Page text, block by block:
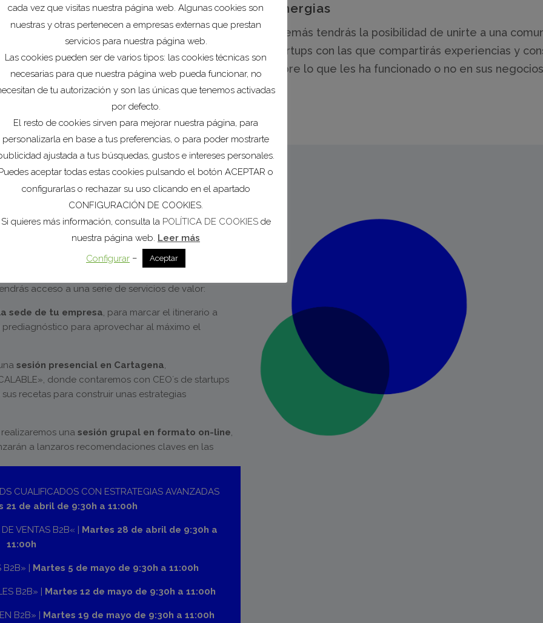
permitirá participar de manera ágil, para que
en lo que realmente importa: hacer crecer
Sinergias
Además tendrás la posibilidad de unirte a una
startups con las que compartirás experiencias y
sobre lo que les ha funcionado o no en sus
Programa?
acceso a una serie de servicios de valor:
sede de tu empresa, para marcar el itinerario a
para aprovechar al máximo el
sesión presencial en Cartagena,
donde contaremos con CEO´s de startups
recetas para construir unas estrategias
realizaremos una sesión grupal en formato on-line,
a lanzaros recomendaciones claves en las
CUALIFICADOS CON ESTRATEGIAS AVANZADAS
21 de abril de 9:30h a 11:00h
VENTAS B2B« | Martes 28 de abril de 9:30h a
11:00h
B2B» | Martes 5 de mayo de 9:30h a 11:00h
B2B» | Martes 12 de mayo de 9:30h a 11:00h
B2B» | Martes 19 de mayo de 9:30h a 11:00h
cada vez que visitas nuestra página web. Algunas cookies son
nuestras y otras pertenecen a empresas externas que prestan
servicios para nuestra página web.
Las cookies pueden ser de varios tipos: las cookies técnicas son
necesarias para que nuestra página web pueda funcionar, no
de tu autorización y son las únicas que tenemos activadas
por defecto.
El resto de cookies sirven para mejorar nuestra página, para
personalizarla en base a tus preferencias, o para poder mostrarte
ajustada a tus búsquedas, gustos e intereses personales.
aceptar todas estas cookies pulsando el botón ACEPTAR o
configurarlas o rechazar su uso clicando en el apartado
CONFIGURACIÓN DE COOKIES.
Si quieres más información, consulta la POLÍTICA DE COOKIESde
nuestra página web. Leer más
Configurar – Aceptar